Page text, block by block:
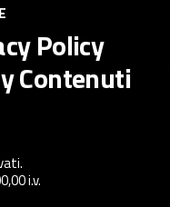
Policy
Contenuti
i.v.